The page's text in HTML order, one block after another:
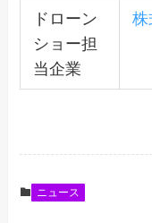
ドローン
ショー担
当企業
株
ニュース